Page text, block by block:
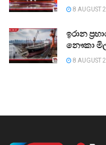
8 AUGUST
ඉරාන
නෞකා
8 AUGUST